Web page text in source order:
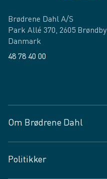
Brødrene Dahl A/S
Park Allé 370, 2605 Brøndby
Danmark
48 78 40 00
Om Brødrene Dahl
Vagttelefon 30 10 89 89
Politikker